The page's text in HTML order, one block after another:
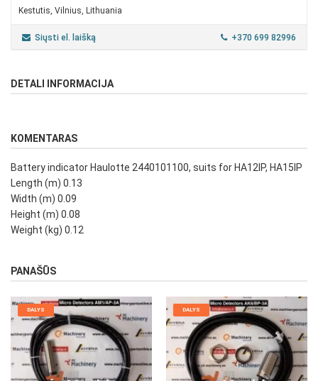
Kestutis, Vilnius, Lithuania
Siųsti el. laišką +370 699 82996
DETALI INFORMACIJA
KOMENTARAS
Battery indicator Haulotte 2440101100, suits for HA12IP, HA15IP
Length (m) 0.13
Width (m) 0.09
Height (m) 0.08
Weight (kg) 0.12
PANAŠŪS
DALYS DALYS